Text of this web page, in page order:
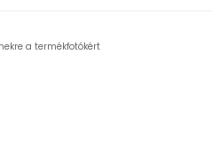
a termékfotókért